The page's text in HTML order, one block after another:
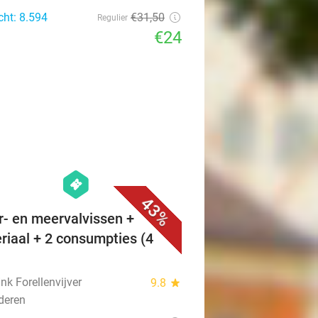
8.594
Regulier €31,50
€24
43%
hexagon
events
en meervalvissen +
+ 2 consumpties (4
Forellenvijver 9.8 star